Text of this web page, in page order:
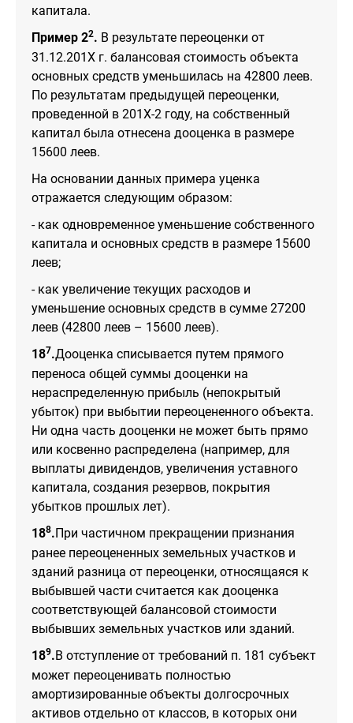
капитала.
Пример 22. В результате переоценки от
31.12.201Х г. балансовая стоимость объекта
основных средств уменьшилась на 42800 леев.
По результатам предыдущей переоценки,
проведенной в 201Х-2 году, на собственный
капитал была отнесена дооценка в размере
15600 леев.
На основании данных примера уценка
отражается следующим образом:
- как одновременное уменьшение собственного
капитала и основных средств в размере 15600
леев;
- как увеличение текущих расходов и
уменьшение основных средств в сумме 27200
леев (42800 леев – 15600 леев).
187.Дооценка списывается путем прямого
переноса общей суммы дооценки на
нераспределенную прибыль (непокрытый
убыток) при выбытии переоцененного объекта.
Ни одна часть дооценки не может быть прямо
или косвенно распределена (например, для
выплаты дивидендов, увеличения уставного
капитала, создания резервов, покрытия
убытков прошлых лет).
188.При частичном прекращении признания
ранее переоцененных земельных участков и
зданий разница от переоценки, относящаяся к
выбывшей части считается как дооценка
соответствующей балансовой стоимости
выбывших земельных участков или зданий.
189.В отступление от требований п. 181 субъект
может переоценивать полностью
амортизированные объекты долгосрочных
активов отдельно от классов, в которых они